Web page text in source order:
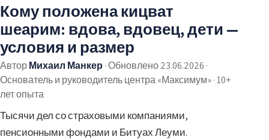
Кому положена кицват
шеарим: вдова, вдовец, дети —
условия и размер
АвторМихаил Манкер ·Обновлено 23.06.2026 ·
Основатель и руководитель центра «Максимум» · 10+
лет опыта
Тысячи дел со страховыми компаниями,
пенсионными фондами и Битуах Леуми.